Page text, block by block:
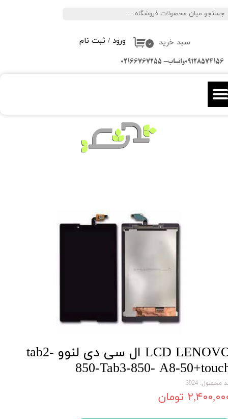
ورود / ثبت نام
تغییر گذر واژه
سفارشات
خروج از حساب کاربری
۰ سبد خرید
LCD LENOVO ال سی دی لنوو tab2-
850-Tab3-850- A8-
محصول: 3924
تومان